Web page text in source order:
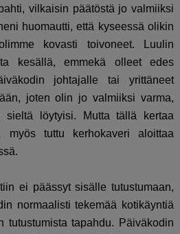
vilkaisin päätöstä jo valmiiksi
huomautti, että kyseessä olikin
kovasti toivoneet. Luulin
kesällä, emmekä olleet edes
johtajalle tai yrittäneet
joten olin jo valmiiksi varma,
sieltä löytyisi. Mutta tällä kertaa
tuttu kerhokaveri aloittaa
ei päässyt sisälle tutustumaan,
normaalisti tekemää kotikäyntiä
tutustumista tapahdu. Päiväkodin